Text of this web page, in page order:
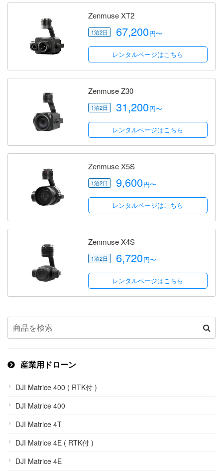
Zenmuse XT2
67,200円〜
レンタルページはこちら
Zenmuse Z30
31,200円〜
レンタルページはこちら
Zenmuse X5S
9,600円〜
レンタルページはこちら
Zenmuse X4S
6,720円〜
レンタルページはこちら
産業用ドローン
DJI Matrice 400 ( RTK付 )
DJI Matrice 400
DJI Matrice 4T
DJI Matrice 4E ( RTK付 )
DJI Matrice 4E